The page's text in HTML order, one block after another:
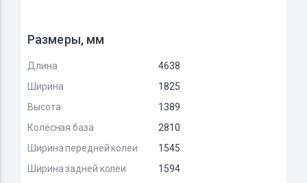
Размеры, мм
Длина
4638
Ширина
1825
Высота
1389
Колёсная база
2810
Ширина передней колеи
1545
Ширина задней колеи
1594